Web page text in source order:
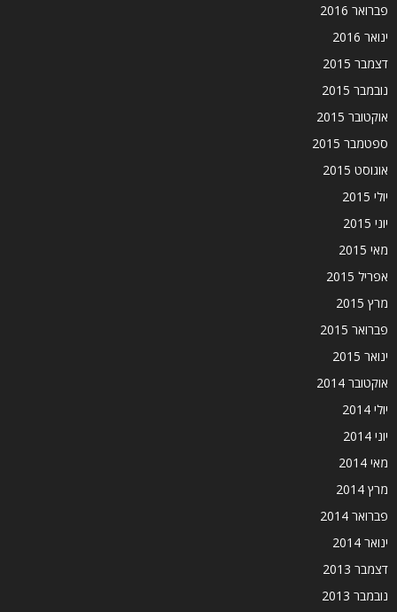
פברואר 2016
ינואר 2016
דצמבר 2015
נובמבר 2015
אוקטובר 2015
ספטמבר 2015
אוגוסט 2015
יולי 2015
יוני 2015
מאי 2015
אפריל 2015
מרץ 2015
פברואר 2015
ינואר 2015
אוקטובר 2014
יולי 2014
יוני 2014
מאי 2014
מרץ 2014
פברואר 2014
ינואר 2014
דצמבר 2013
נובמבר 2013